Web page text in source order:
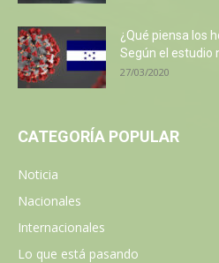
¿Qué piensa los
Según el estudio
27/03/2020
CATEGORÍA POPULAR
Noticia
Nacionales
Internacionales
Lo que está pasando